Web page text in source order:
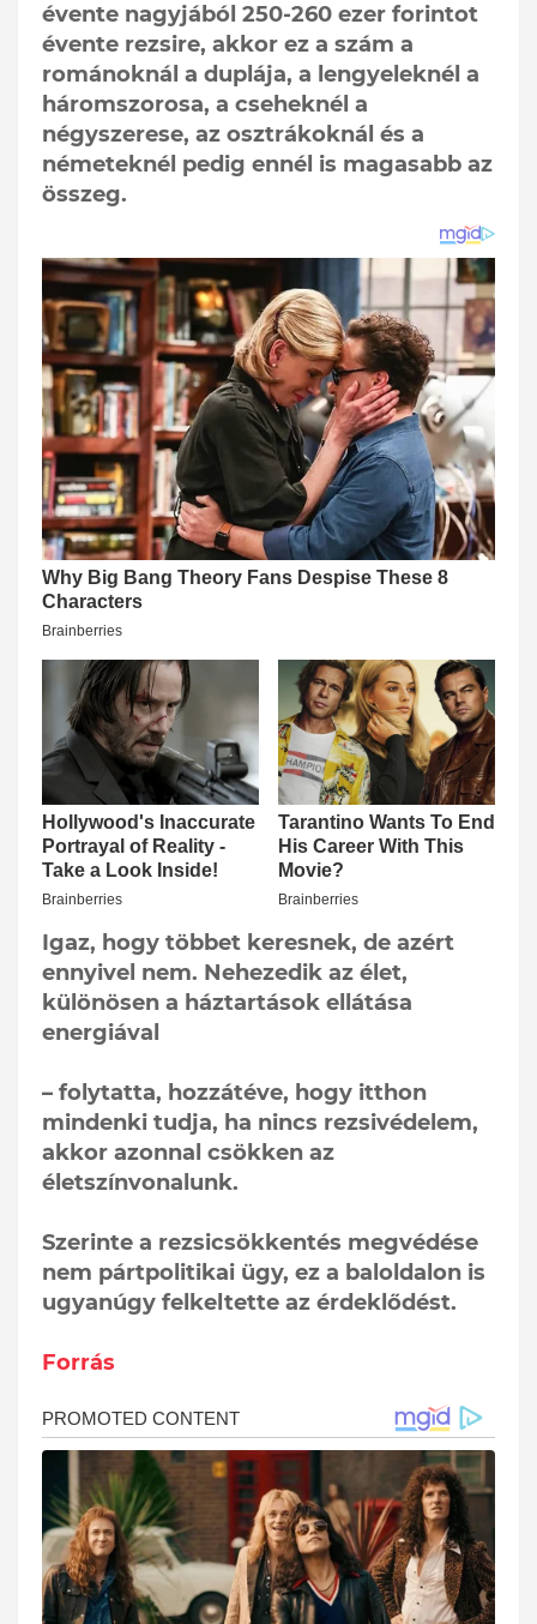
évente nagyjából 250-260 ezer forintot
évente rezsire, akkor ez a szám a
románoknál a duplája, a lengyeleknél a
háromszorosa, a cseheknél a
négyszerese, az osztrákoknál és a
németeknél pedig ennél is magasabb az
összeg.
Igaz, hogy többet keresnek, de azért
ennyivel nem. Nehezedik az élet,
különösen a háztartások ellátása
energiával
– folytatta, hozzátéve, hogy itthon
mindenki tudja, ha nincs rezsivédelem,
akkor azonnal csökken az
életszínvonalunk.
Szerinte a rezsicsökkentés megvédése
nem pártpolitikai ügy, ez a baloldalon is
ugyanúgy felkeltette az érdeklődést.
Forrás